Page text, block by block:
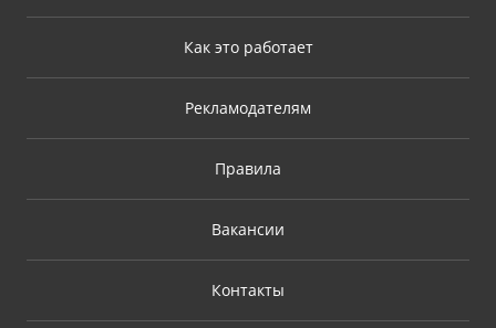
Как это работает
Рекламодателям
Правила
Вакансии
Контакты